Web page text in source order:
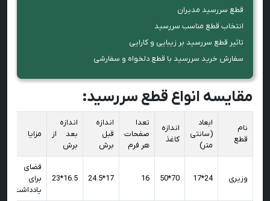
قطع سررسید مدیران
انتخاب قطع مناسب سررسید
تاثیر قطع سررسید بر زیبایی و کارایی
سفارش خرید سررسید با قطع دلخواه و سفارشی
مقایسه انواع قطع سررسید:
نام
قطع
ابعاد
(سانتی
متر)
اندازه
کاغذ
تعدا
صفحات
هر فرم
اندازه
قبل
برش
اندازه
بعد از
برش
مزایا
وزیری 24*17
70*50
16
17*24.5
16.5*23
فضای
برای